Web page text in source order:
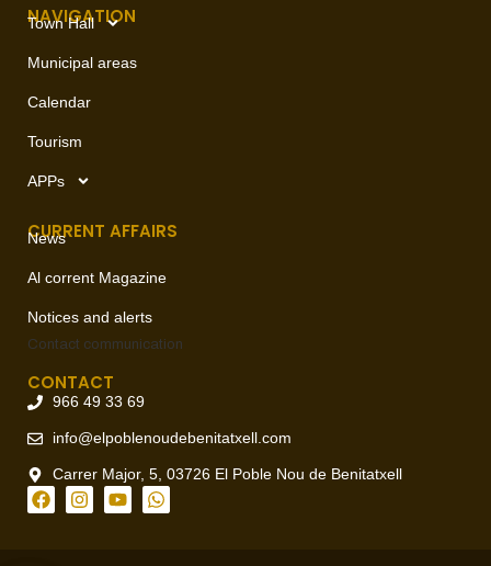
NAVIGATION
Town Hall
Municipal areas
Calendar
Tourism
APPs
CURRENT AFFAIRS
News
Al corrent Magazine
Notices and alerts
Contact communication
CONTACT
966 49 33 69
info@elpoblenoudebenitatxell.com
Carrer Major, 5, 03726 El Poble Nou de Benitatxell